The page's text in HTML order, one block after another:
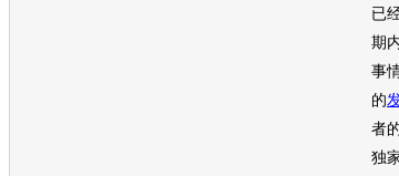
已
期
事
的
者
独